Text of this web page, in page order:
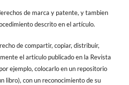
de marca y patente, y tambien
descrito en el artículo.
de compartir, copiar, distribuir,
el articulo publicado en la Revista
ejemplo, colocarlo en un repositorio
libro), con un reconocimiento de su